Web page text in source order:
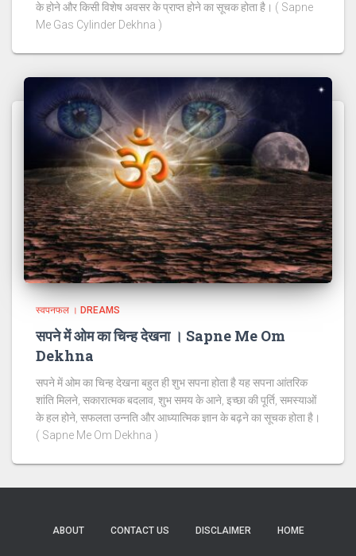
के होने और किसी विशेष अवसर के प्राप्त होने का सूचक होता है। ( Sapne
Me Gas Cylinder Dekhna )
स्वपनफल । DREAMS
सपने में ओम का चिन्ह देखना । Sapne Me Om
Dekhna
सपने में ओम का चिन्ह देखना बहुत ही शुभ सपना होता है यह सपना आंतरिक
शांति मिलने, सकारात्मक बदलाव, शुभ समय के आने, इच्छा की पूर्ति, समस्याओं
के हल होने, सफलता उन्नति और आध्यात्मिक ज्ञान के बढ़ने का सूचक होता है।
( Sapne Me Om Dekhna )
ABOUT CONTACT US DISCLAIMER HOME